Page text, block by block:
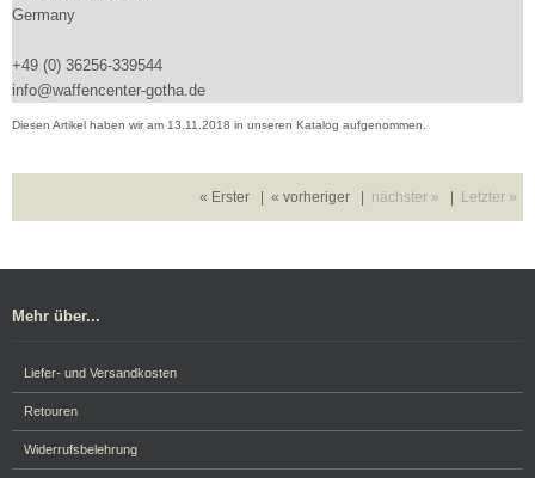
Germany
+49 (0) 36256-339544
info@waffencenter-gotha.de
Diesen Artikel haben wir am 13.11.2018 in unseren Katalog aufgenommen.
« Erster | « vorheriger | nächster » | Letzter »
Mehr über...
Liefer- und Versandkosten
Retouren
Widerrufsbelehrung